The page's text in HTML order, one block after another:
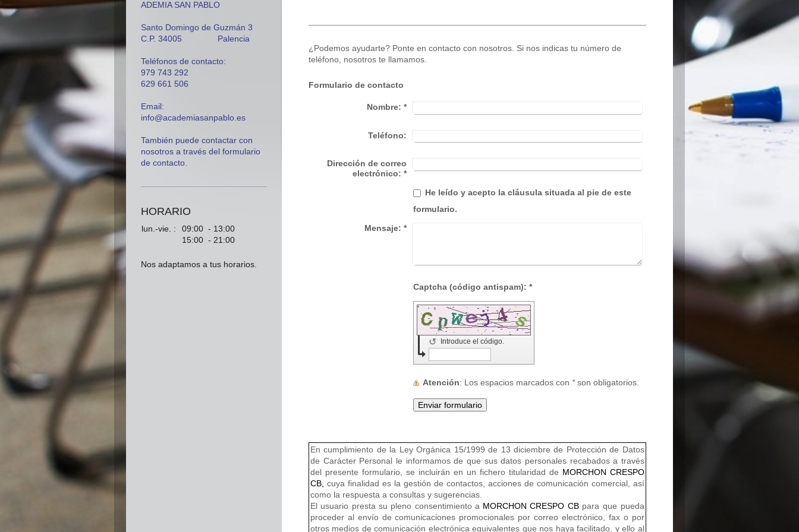
¿Podemos ayudarte? Ponte en contacto con nosotros. Si nos indicas tu número de
teléfono, nosotros te llamamos.
Formulario de contacto
Nombre: *
Teléfono:
Dirección de correo
electrónico: *
He leído y acepto la cláusula situada al pie de este
formulario.
Mensaje: *
Captcha (código antispam): *
Introduce el código.
↺
Atención : Los espacios marcados con *son obligatorios.
En cumplimiento de la Ley Orgánica 15/1999 de 13 diciembre de Protección de Datos
de Carácter Personal le informamos de que sus datos personales recabados a través
del presente formulario, se incluirán en un fichero titularidad de MORCHON CRESPO
CB, cuya finalidad es la gestión de contactos, acciones de comunicación comercial, así
como la respuesta a consultas y sugerencias.
El usuario presta su pleno consentimiento a MORCHON CRESPO CB para que pueda
proceder al envío de comunicaciones promocionales por correo electrónico, fax o por
otros medios de comunicación electrónica equivalentes que nos haya facilitado, y ello al
ADEMIA SAN PABLO
Santo Domingo de Guzmán 3
C.P. 34005 Palencia
Teléfonos de contacto:
979 743 292
629 661 506
Email:
info@academiasanpablo.es
También puede contactar con
nosotros a través del formulario
de contacto.
HORARIO
lun.-vie. :
09:00 - 13:00
15:00 - 21:00
Nos adaptamos a tus horarios.